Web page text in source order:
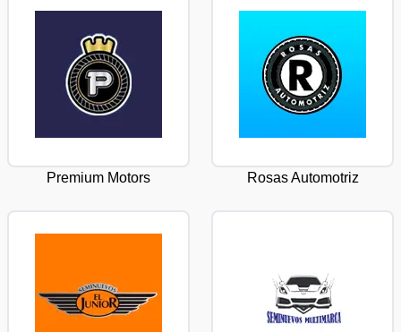
Premium Motors Rosas Automotriz